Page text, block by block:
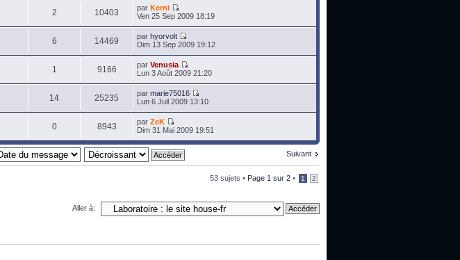
2 10403 par Kerni
Ven 25 Sep 2009 18:19
6 14469 par hyorvolt
Dim 13 Sep 2009 19:12
1 9166 par Venusia
Lun 3 Août 2009 21:20
14 25235 par marie75016
Lun 6 Juil 2009 13:10
0 8943 par ZeK
Dim 31 Mai 2009 19:51
Suivant
53 sujets • Page 1 sur 2 • 1 2
Aller à: